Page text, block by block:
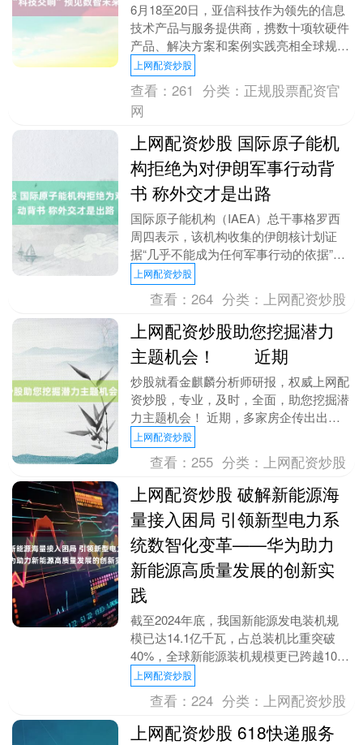
6月18至20日，亚信科技作为领先的信息
技术产品与服务提供商，携数十项软硬件
产品、解决方案和案例实践亮相全球规模
最大、最具影响力的ICT盛会之一，2025
MW....
上网配资炒股
查看：261 分类： 正规股票配资官
网
上网配资炒股 国际原子能机
构拒绝为对伊朗军事行动背
书 称外交才是出路
国际原子能机构（IAEA）总干事格罗西
周四表示，该机构收集的伊朗核计划证
据“几乎不能成为任何军事行动的依据”。
“军事行动无论来自何方，都是政治决
定，与我们的工....
上网配资炒股
查看：264 分类： 上网配资炒股
上网配资炒股助您挖掘潜力
主题机会！ 近期
炒股就看金麒麟分析师研报，权威上网配
资炒股，专业，及时，全面，助您挖掘潜
力主题机会！ 近期，多家房企传出出售
资产的消息。 其中，上市物业公司荣万
家（02146.....
上网配资炒股
查看：255 分类： 上网配资炒股
上网配资炒股 破解新能源海
量接入困局 引领新型电力系
统数智化变革——华为助力
新能源高质量发展的创新实
践
截至2024年底，我国新能源发电装机规
模已达14.1亿千瓦，占总装机比重突破
40%，全球新能源装机规模更已跨越100
亿千瓦门槛。这一数据背后，是电网从单
向传输....
上网配资炒股
查看：224 分类： 上网配资炒股
上网配资炒股 618快递服务